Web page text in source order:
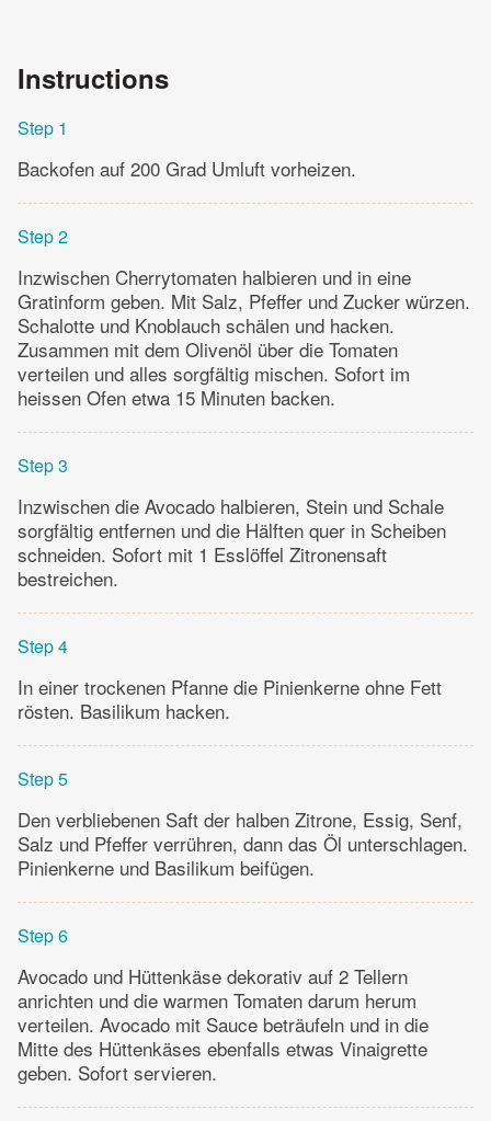
Instructions
Step 1
Backofen auf 200 Grad Umluft vorheizen.
Step 2
Inzwischen Cherrytomaten halbieren und in eine
Gratinform geben. Mit Salz, Pfeffer und Zucker würzen.
Schalotte und Knoblauch schälen und hacken.
Zusammen mit dem Olivenöl über die Tomaten
verteilen und alles sorgfältig mischen. Sofort im
heissen Ofen etwa 15 Minuten backen.
Step 3
Inzwischen die Avocado halbieren, Stein und Schale
sorgfältig entfernen und die Hälften quer in Scheiben
schneiden. Sofort mit 1 Esslöffel Zitronensaft
bestreichen.
Step 4
In einer trockenen Pfanne die Pinienkerne ohne Fett
rösten. Basilikum hacken.
Step 5
Den verbliebenen Saft der halben Zitrone, Essig, Senf,
Salz und Pfeffer verrühren, dann das Öl unterschlagen.
Pinienkerne und Basilikum beifügen.
Step 6
Avocado und Hüttenkäse dekorativ auf 2 Tellern
anrichten und die warmen Tomaten darum herum
verteilen. Avocado mit Sauce beträufeln und in die
Mitte des Hüttenkäses ebenfalls etwas Vinaigrette
geben. Sofort servieren.